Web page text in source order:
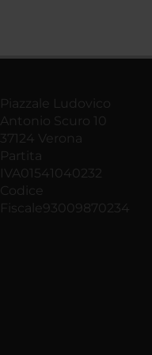
Piazzale Ludovico
Antonio Scuro 10
37124 Verona
Partita
IVA01541040232
Codice
Fiscale93009870234